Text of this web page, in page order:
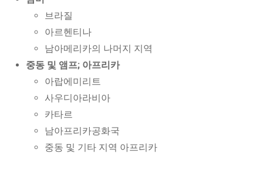
브라질
아르헨티나
남아메리카의 나머지 지역
중동 및 앰프; 아프리카
아랍에미리트
사우디아라비아
카타르
남아프리카공화국
중동 및 기타 지역 아프리카